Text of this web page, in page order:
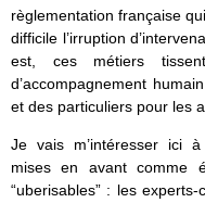
règlementation française
difficile l’irruption
est, ces métiers
d’accompagnement
et des particuliers pour les
Je vais m’intéresser ici
mises en avant comme
“uberisables” : les